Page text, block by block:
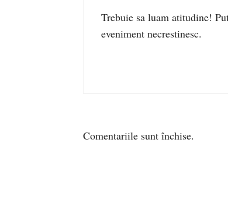
Trebuie sa luam atitudine!
eveniment necrestinesc.
Comentariile sunt închise.